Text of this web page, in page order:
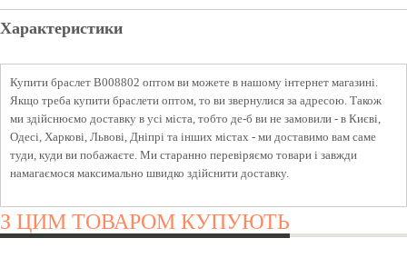
Характеристики
Купити браслет B008802 оптом ви можете в нашому інтернет магазині.
Якщо треба купити браслети оптом, то ви звернулися за адресою. Також
ми здійснюємо доставку в усі міста, тобто де-б ви не замовили - в Києві,
Одесі, Харкові, Львові, Дніпрі та інших містах - ми доставимо вам саме
туди, куди ви побажаєте. Ми старанно перевіряємо товари і завжди
намагаємося максимально швидко здійснити доставку.
З ЦИМ ТОВАРОМ КУПУЮТЬ